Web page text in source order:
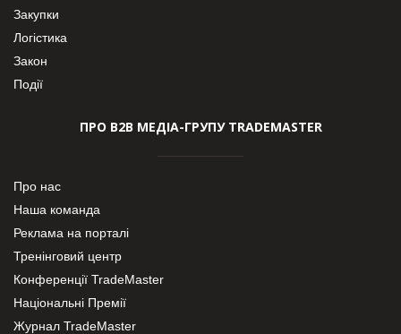
Закупки
Логістика
Закон
Події
ПРО В2В МЕДІА-ГРУПУ TRADEMASTER
Про нас
Наша команда
Реклама на порталі
Тренінговий центр
Конференції TradeMaster
Національні Премії
Журнал TradeMaster